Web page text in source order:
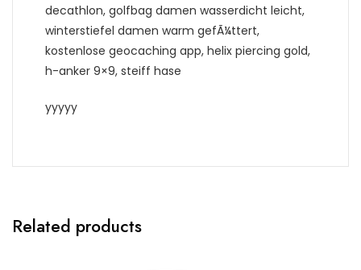
decathlon, golfbag damen wasserdicht leicht,
winterstiefel damen warm gefÃ¼ttert,
kostenlose geocaching app, helix piercing gold,
h-anker 9×9, steiff hase
yyyyy
Related products